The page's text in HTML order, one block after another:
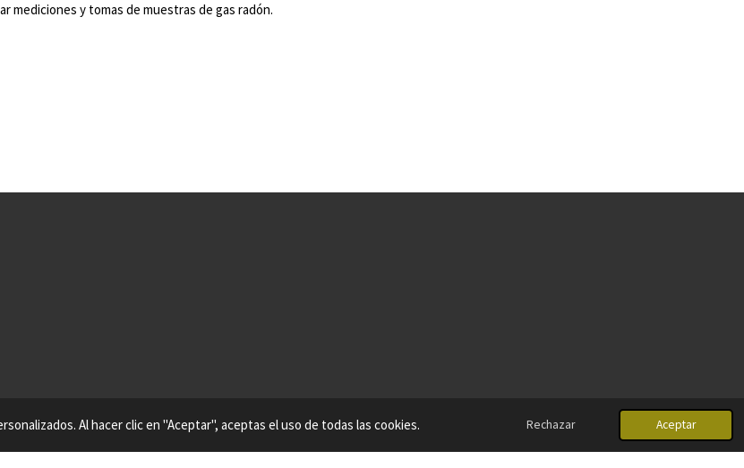
Al hacer clic en "Aceptar", aceptas el uso de todas las cookies. Rechazar Aceptar
mediciones y tomas de muestras de gas radón.
Con la tecnología deWebador